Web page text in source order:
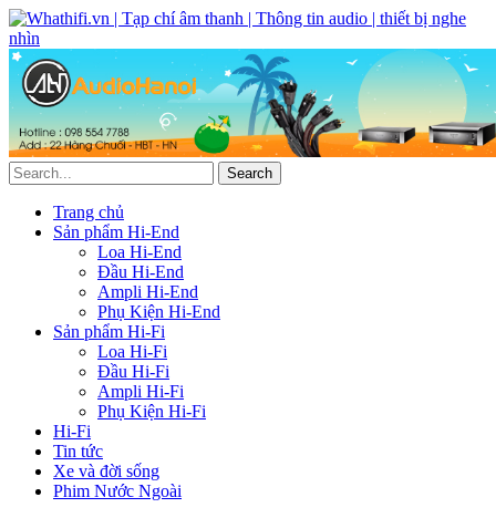
Trang chủ
Sản phẩm Hi-End
Loa Hi-End
Đầu Hi-End
Ampli Hi-End
Phụ Kiện Hi-End
Sản phẩm Hi-Fi
Loa Hi-Fi
Đầu Hi-Fi
Ampli Hi-Fi
Phụ Kiện Hi-Fi
Hi-Fi
Tin tức
Xe và đời sống
Phim Nước Ngoài